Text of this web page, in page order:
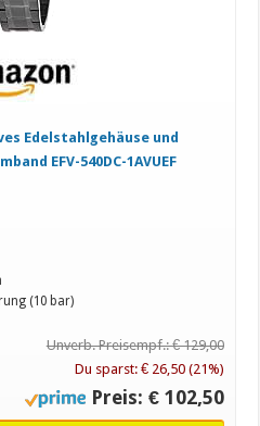
Edelstahlgehäuse und
EFV-540DC-1AVUEF
(10 bar)
Unverb. Preisempf.: € 129,00
Du sparst: € 26,50 (21%)
Preis: € 102,50